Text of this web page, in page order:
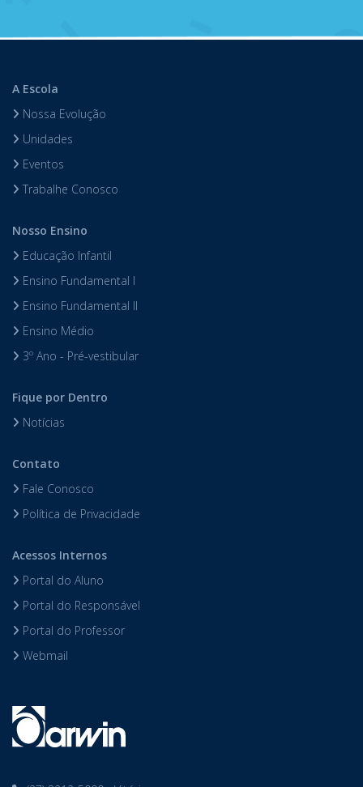
A Escola
Nossa Evolução
Unidades
Eventos
Trabalhe Conosco
Nosso Ensino
Educação Infantil
Ensino Fundamental I
Ensino Fundamental II
Ensino Médio
3º Ano - Pré-vestibular
Fique por Dentro
Notícias
Contato
Fale Conosco
Política de Privacidade
Acessos Internos
Portal do Aluno
Portal do Responsável
Portal do Professor
Webmail